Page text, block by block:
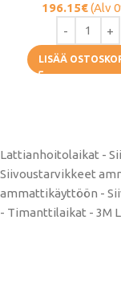
196.15€(Alv
LISÄÄ
Lattianhoitolaikat -
Siivoustarvikkeet
ammattikäyttöön -
- Timanttilaikat - 3M